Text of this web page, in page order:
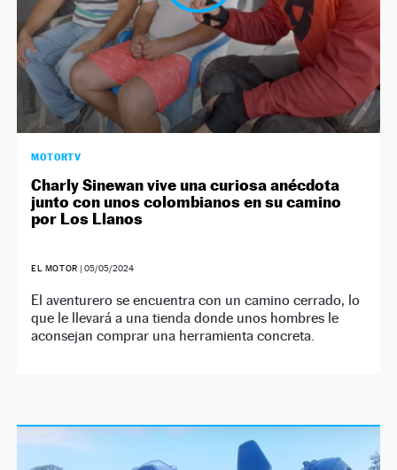
MOTORTV
Charly Sinewan vive una curiosa anécdota
junto con unos colombianos en su camino
por Los Llanos
EL MOTOR | 05/05/2024
El aventurero se encuentra con un camino cerrado, lo
que le llevará a una tienda donde unos hombres le
aconsejan comprar una herramienta concreta.